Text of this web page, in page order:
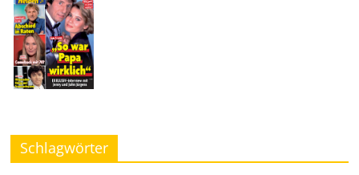
Schlagwörter